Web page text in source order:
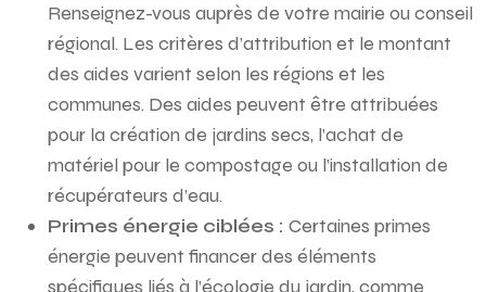
Renseignez-vous auprès de votre mairie ou conseil
régional. Les critères d’attribution et le montant
des aides varient selon les régions et les
communes. Des aides peuvent être attribuées
pour la création de jardins secs, l’achat de
matériel pour le compostage ou l’installation de
récupérateurs d’eau.
Primes énergie ciblées : Certaines primes
énergie peuvent financer des éléments
spécifiques liés à l’écologie du jardin, comme